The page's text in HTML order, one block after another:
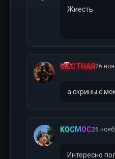
Жиесть
МЕСТНАЯ26
а скрины с
KOCMOC26
Интересно